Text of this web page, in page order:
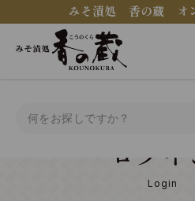
みそ漬処 香の蔵 オ
ログイ
Login